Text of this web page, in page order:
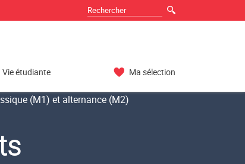
Vie étudiante Ma sélection
(M1) et alternance (M2)